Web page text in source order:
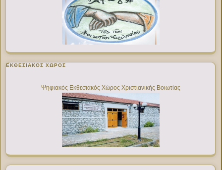
ΕΚΘΕΣΙΑΚΌΣ ΧΏΡΟΣ
Ψηφιακός Εκθεσιακός Χώρος Χριστιανικής Βοιωτίας